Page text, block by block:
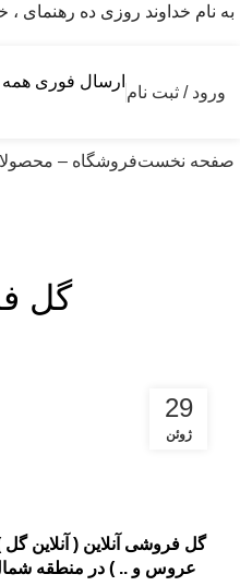
به نام خداوند روزی ده رهنمای
ورود / ثبت نام
ارسال فوری همه
صفحه نخستفروشگاه –
گل
29
ژوئن
گل فروشی آنلاین( آنلاین
عروس و .. ) در منطقه